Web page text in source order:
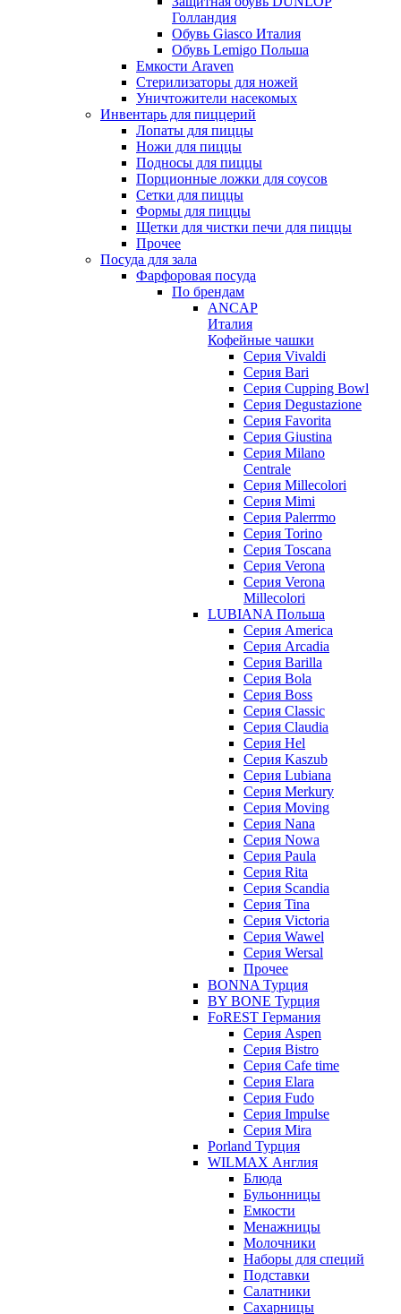
Голландия
Обувь Giasco Италия
Обувь Lemigo Польша
Емкости Araven
Стерилизаторы для ножей
Уничтожители насекомых
Инвентарь для пиццерий
Лопаты для пиццы
Ножи для пиццы
Подносы для пиццы
Порционные ложки для соусов
Сетки для пиццы
Формы для пиццы
Щетки для чистки печи для пиццы
Прочее
Посуда для зала
Фарфоровая посуда
По брендам
ANCAP
Италия
Кофейные чашки
Cерия Vivaldi
Серия Bari
Серия Cupping Bowl
Серия Degustazione
Серия Favorita
Серия Giustina
Серия Milano
Centrale
Серия Millecolori
Серия Mimi
Серия Palerrmo
Серия Torino
Серия Toscana
Серия Verona
Серия Verona
Millecolori
LUBIANA Польша
Серия America
Серия Arcadia
Серия Barilla
Серия Bola
Серия Boss
Серия Classic
Серия Claudia
Серия Hel
Серия Kaszub
Серия Lubiana
Серия Merkury
Серия Moving
Серия Nana
Серия Nowa
Серия Paula
Серия Rita
Серия Scandia
Серия Tina
Серия Victoria
Серия Wawel
Серия Wersal
Прочее
BONNA Турция
BY BONE Турция
FoREST Германия
Серия Aspen
Серия Bistro
Серия Cafe time
Серия Elara
Серия Fudo
Серия Impulse
Серия Mira
Porland Турция
WILMAX Англия
Блюда
Бульонницы
Емкости
Менажницы
Молочники
Наборы для специй
Подставки
Салатники
Сахарницы